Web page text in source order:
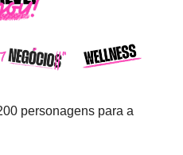
personagens para a